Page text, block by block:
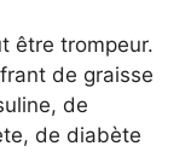
être trompeur.
de graisse
de
de diabète